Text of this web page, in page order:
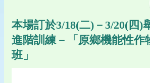
本場訂於3/18(二)－3/20(四)
進階訓練－「原鄉機能性作
班」